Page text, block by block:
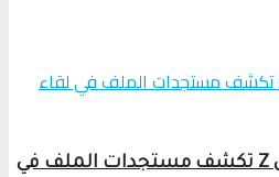
عائلات معتقلي حراك جيل Z تكشف مستجدات الملف في